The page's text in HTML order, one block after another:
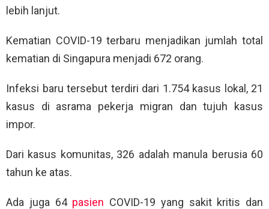
lebih lanjut.
Kematian COVID-19 terbaru menjadikan jumlah total
kematian di Singapura menjadi 672 orang.
Infeksi baru tersebut terdiri dari 1.754 kasus lokal, 21
kasus di asrama pekerja migran dan tujuh kasus
impor.
Dari kasus komunitas, 326 adalah manula berusia 60
tahun ke atas.
Ada juga 64 pasien COVID-19 yang sakit kritis dan